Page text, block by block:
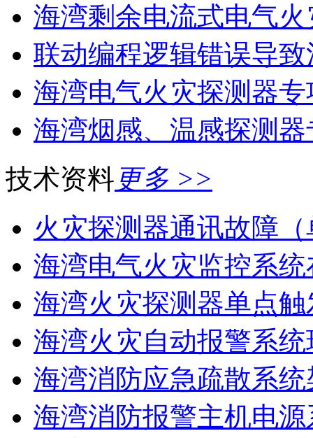
海湾剩余电流式电气火
联动编程逻辑错误导致
海湾电气火灾探测器
海湾烟感、温感探测
技术资料 更多 >>
火灾探测器通讯故障
海湾电气火灾监控系统
海湾火灾探测器单点
海湾火灾自动报警系统
海湾消防应急疏散系统
海湾消防报警主机电源